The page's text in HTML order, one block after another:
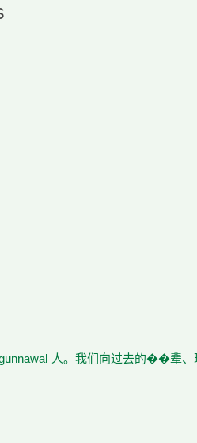
人。我们向过去的��辈、